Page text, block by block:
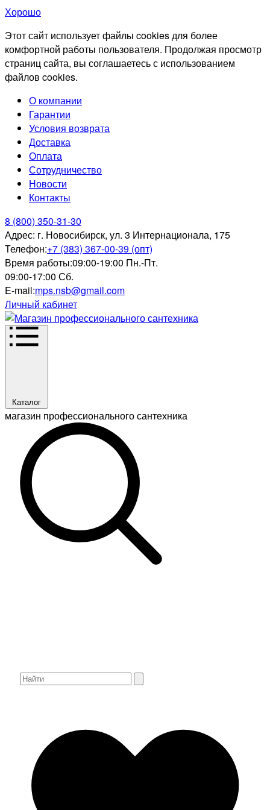
Хорошо
Этот сайт использует файлы cookies для более
комфортной работы пользователя. Продолжая просмотр
страниц сайта, вы соглашаетесь с использованием
файлов cookies.
О компании
Гарантии
Условия возврата
Доставка
Оплата
Сотрудничество
Новости
Контакты
8 (800) 350-31-30
Адрес: г. Новосибирск, ул. 3 Интернационала, 175
Телефон:+7 (383) 367-00-39 (опт)
Время работы:09:00-19:00 Пн.-Пт.
09:00-17:00 Сб.
E-mail:mps.nsb@gmail.com
Личный кабинет
Каталог
магазин профессионального сантехника